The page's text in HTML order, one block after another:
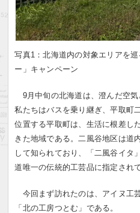
写真1：北海道内の対象エリアを
ー」キャンペーン
9月中旬の北海道は、澄んだ空気
私たちはバスを乗り継ぎ、平取町
位置する平取町は、生活に根差し
きた地域である。二風谷地区は道
して知られており、「二風谷イタ
道唯一の伝統的工芸品に指定されて
今回まず訪れたのは、アイヌ工
「北の工房つとむ」である。